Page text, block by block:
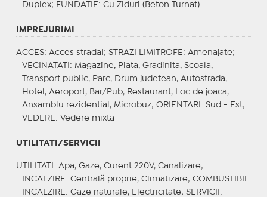
Duplex; FUNDATIE : Cu Ziduri (Beton Turnat)
IMPREJURIMI
ACCES: Acces stradal; STRAZI LIMITROFE : Amenajate;
VECINATATI : Magazine, Piata, Gradinita, Scoala,
Transport public, Parc, Drum judetean, Autostrada,
Hotel, Aeroport, Bar/Pub, Restaurant, Loc de joaca,
Ansamblu rezidential, Microbuz; ORIENTARI : Sud - Est;
VEDERE : Vedere mixta
UTILITATI/SERVICII
UTILITATI : Apa, Gaze, Curent 220V, Canalizare;
INCALZIRE : Centrală proprie, Climatizare; COMBUSTIBIL
INCALZIRE : Gaze naturale, Electricitate; SERVICII :